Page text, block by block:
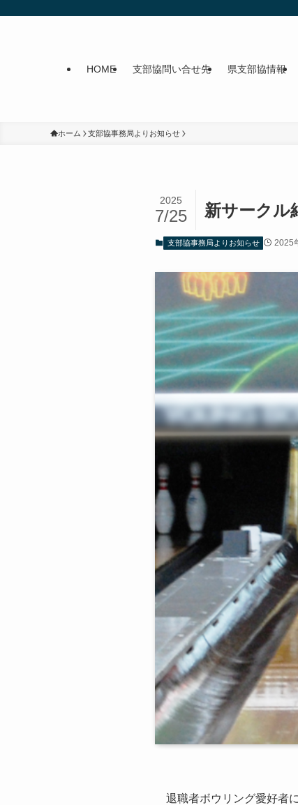
HOME 支部協問い合せ先 県支部協情報
ホーム 支部協事務局よりお知らせ
新サークル
2025
7/25
支部協事務局よりお知らせ 2025
退職者ボウリング愛好者